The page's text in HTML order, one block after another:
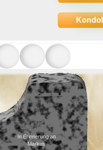
In Erinnerung an
Markus